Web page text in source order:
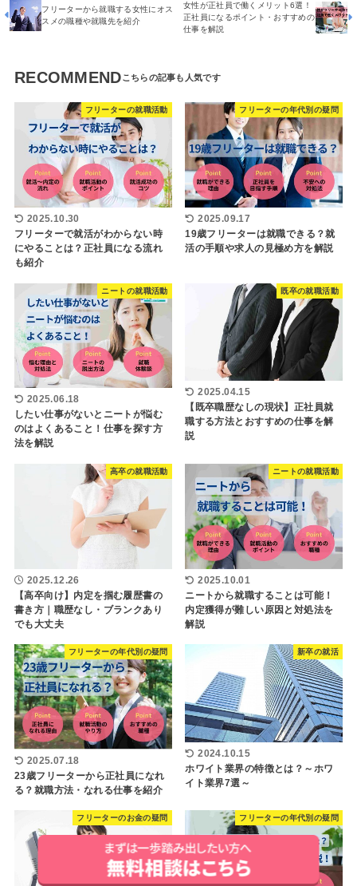
フリーターから就職する女性にオス
スメの職種や就職先を紹介
女性が正社員で働くメリット6選！
正社員になるポイント・おすすめの
仕事を解説
RECOMMEND
フリーターの就職活動
2025.10.30
フリーターで就活がわからない時
にやることは？正社員になる流れ
も紹介
フリーターの年代別の疑問
2025.09.17
19歳フリーターは就職できる？就
活の手順や求人の見極め方を解説
ニートの就職活動
2025.06.18
したい仕事がないとニートが悩む
のはよくあること！仕事を探す方
法を解説
既卒の就職活動
2025.04.15
【既卒職歴なしの現状】正社員就
職する方法とおすすめの仕事を解
説
高卒の就職活動
2025.12.26
【高卒向け】内定を掴む履歴書の
書き方｜職歴なし・ブランクあり
でも大丈夫
ニートの就職活動
2025.10.01
ニートから就職することは可能！
内定獲得が難しい原因と対処法を
解説
フリーターの年代別の疑問
2025.07.18
23歳フリーターから正社員になれ
る？就職方法・なれる仕事を紹介
新卒の就活
2024.10.15
ホワイト業界の特徴とは？～ホワ
イト業界7選～
フリーターのお金の疑問 フリーターの年代別の疑問